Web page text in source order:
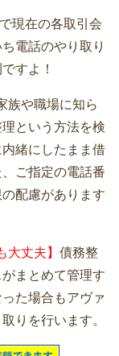
現在の各取引会
電話のやり取り
すよ！
族や職場に知ら
という方法を検
緒にしたまま借
ご指定の電話番
配慮があります
大丈夫】 債務整
まとめて管理す
た場合もアヴァ
りを行います。